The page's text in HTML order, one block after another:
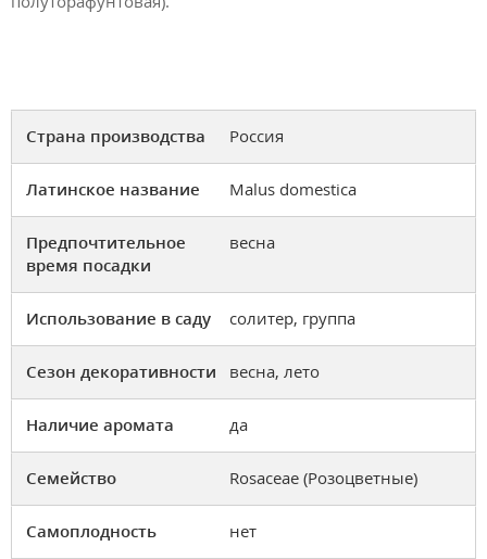
Страна производства Россия
Латинское название Malus domestica
Предпочтительное
время посадки
весна
Использование в саду солитер, группа
Сезон декоративности весна, лето
Наличие аромата да
Семейство Rosaceae (Розоцветные)
Самоплодность нет